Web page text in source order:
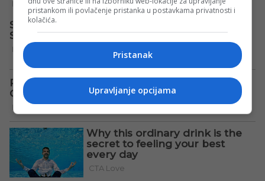
pristankom ili povlačenje pristanka u postavkama privatnosti i
kolačića.
Pristanak
Upravljanje opcijama